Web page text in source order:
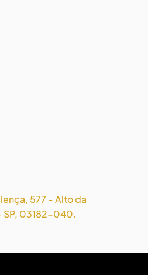
577 - Alto da
SP, 03182-040.